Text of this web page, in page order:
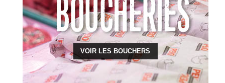
VOIR LES BOUCHERS